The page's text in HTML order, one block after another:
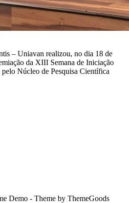
– Uniavan realizou, no dia 18 de
da XIII Semana de Iniciação
Núcleo de Pesquisa Científica
Demo - Theme by ThemeGoods